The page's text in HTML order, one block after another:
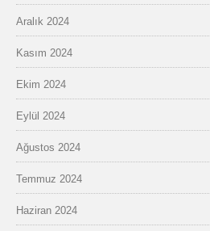
Aralık 2024
Kasım 2024
Ekim 2024
Eylül 2024
Ağustos 2024
Temmuz 2024
Haziran 2024